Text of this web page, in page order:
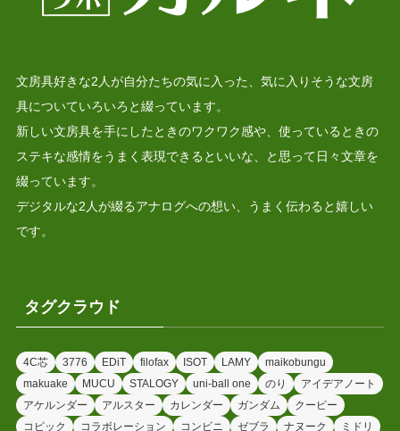
文房具好きな2人が自分たちの気に入った、気に入りそうな文房
具についていろいろと綴っています。
新しい文房具を手にしたときのワクワク感や、使っているときの
ステキな感情をうまく表現できるといいな、と思って日々文章を
綴っています。
デジタルな2人が綴るアナログへの想い、うまく伝わると嬉しい
です。
タグクラウド
4C芯 3776 EDiT filofax ISOT LAMY
maikobungu
makuake
MUCU STALOGY uni-ball one のり
アイデアノート
アケルンダー
アルスター カレンダー ガンダム
クーピー
コピック
コラボレーション コンビニ ゼブラ ナヌーク ミドリ